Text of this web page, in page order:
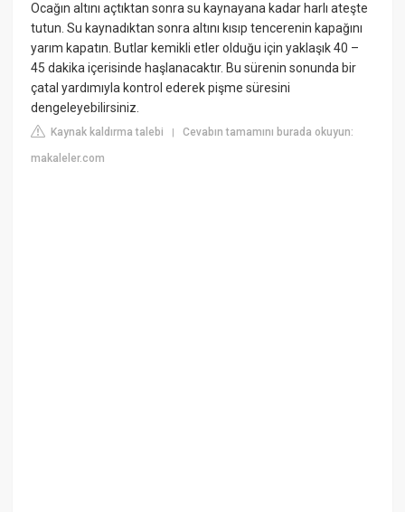
Ocağın altını açtıktan sonra su kaynayana kadar harlı ateşte
tutun. Su kaynadıktan sonra altını kısıp tencerenin kapağını
yarım kapatın. Butlar kemikli etler olduğu için yaklaşık 40 –
45 dakika içerisinde haşlanacaktır. Bu sürenin sonunda bir
çatal yardımıyla kontrol ederek pişme süresini
dengeleyebilirsiniz.
Kaynak kaldırma talebi |Cevabın tamamını burada okuyun:
makaleler.com